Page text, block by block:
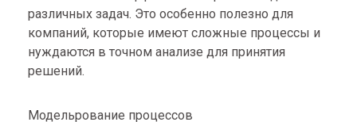
различных задач. Это особенно полезно для
компаний, которые имеют сложные процессы и
нуждаются в точном анализе для принятия
решений.
Модельрование процессов